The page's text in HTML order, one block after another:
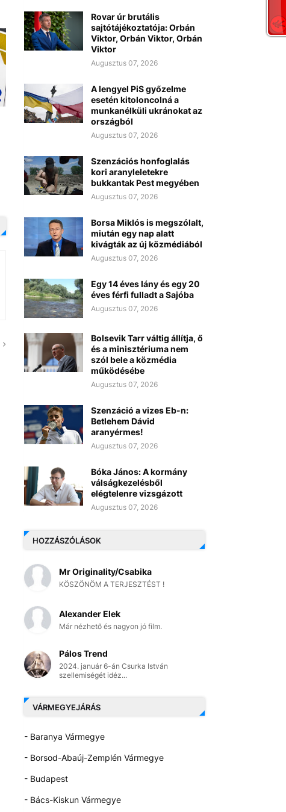
Rovar úr brutális
sajtótájékoztatója: Orbán
Viktor, Orbán Viktor, Orbán
Viktor
Augusztus 07, 2026
A lengyel PiS győzelme
esetén kitoloncolná a
munkanélküli ukránokat az
országból
Augusztus 07, 2026
Szenzációs honfoglalás
kori aranyleletekre
bukkantak Pest megyében
Augusztus 07, 2026
Borsa Miklós is megszólalt,
miután egy nap alatt
kivágták az új közmédiából
Augusztus 07, 2026
Egy 14 éves lány és egy 20
éves férfi fulladt a Sajóba
Augusztus 07, 2026
Bolsevik Tarr váltig állítja, ő
és a minisztériuma nem
szól bele a közmédia
működésébe
Augusztus 07, 2026
Szenzáció a vizes Eb-n:
Betlehem Dávid
aranyérmes!
Augusztus 07, 2026
Bóka János: A kormány
válságkezelésből
elégtelenre vizsgázott
Augusztus 07, 2026
HOZZÁSZÓLÁSOK
Mr Originality/Csabika
KÖSZÖNÖM A TERJESZTÉST !
Alexander Elek
Már nézhető és nagyon jó film.
Pálos Trend
2024. január 6-án Csurka István
szellemiségét idéz...
VÁRMEGYEJÁRÁS
- Baranya Vármegye
- Borsod-Abaúj-Zemplén Vármegye
- Budapest
- Bács-Kiskun Vármegye